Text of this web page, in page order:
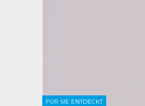
FÜR SIE ENTDECKT